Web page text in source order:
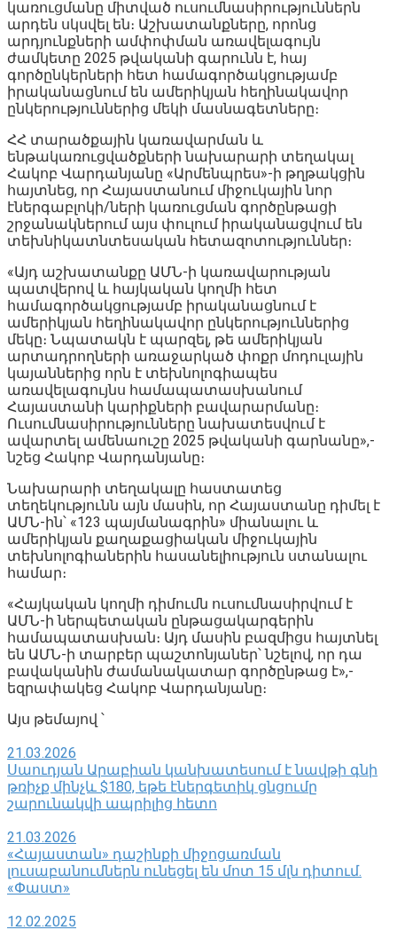
կառուցմանը միտված ուսումնասիրություններն
արդեն սկսվել են։ Աշխատանքները, որոնց
արդյունքների ամփոփման առավելագույն
ժամկետը 2025 թվականի գարունն է, հայ
գործընկերների հետ համագործակցությամբ
իրականացնում են ամերիկյան հեղինակավոր
ընկերություններից մեկի մասնագետները։
ՀՀ տարածքային կառավարման և
ենթակառուցվածքների նախարարի տեղակալ
Հակոբ Վարդանյանը «Արմենպրես»-ի թղթակցին
հայտնեց, որ Հայաստանում միջուկային նոր
էներգաբլոկի/ների կառուցման գործընթացի
շրջանակներում այս փուլում իրականացվում են
տեխնիկատնտեսական հետազոտություններ։
«Այդ աշխատանքը ԱՄՆ-ի կառավարության
պատվերով և հայկական կողմի հետ
համագործակցությամբ իրականացնում է
ամերիկյան հեղինակավոր ընկերություններից
մեկը։ Նպատակն է պարզել, թե ամերիկյան
արտադրողների առաջարկած փոքր մոդուլային
կայաններից որն է տեխնոլոգիապես
առավելագույնս համապատասխանում
Հայաստանի կարիքների բավարարմանը։
Ուսումնասիրությունները նախատեսվում է
ավարտել ամենաուշը 2025 թվականի գարնանը»,-
նշեց Հակոբ Վարդանյանը։
Նախարարի տեղակալը հաստատեց
տեղեկությունն այն մասին, որ Հայաստանը դիմել է
ԱՄՆ-ին՝ «123 պայմանագրին» միանալու և
ամերիկյան քաղաքացիական միջուկային
տեխնոլոգիաներին հասանելիություն ստանալու
համար։
«Հայկական կողմի դիմումն ուսումնասիրվում է
ԱՄՆ-ի ներպետական ընթացակարգերին
համապատասխան։ Այդ մասին բազմիցս հայտնել
են ԱՄՆ-ի տարբեր պաշտոնյաներ՝ նշելով, որ դա
բավականին ժամանակատար գործընթաց է»,-
եզրափակեց Հակոբ Վարդանյանը։
Այս թեմայով ՝
21.03.2026
Սաուդյան Արաբիան կանխատեսում է նավթի գնի
թռիչք մինչև $180, եթե էներգետիկ ցնցումը
շարունակվի ապրիլից հետո
21.03.2026
«Հայաստան» դաշինքի միջոցառման
լուսաբանումներն ունեցել են մոտ 15 մլն դիտում.
«Փաստ»
12.02.2025